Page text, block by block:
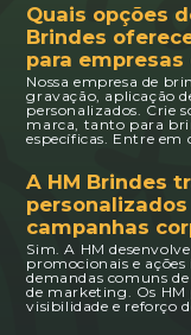
Quais opções
Brindes
para
Nossa empresa de
gravação, aplicação
personalizados. Crie
marca, tanto para
específicas. Entre
A HM Brindes
campanhas
Sim. A HM
promocionais e
demandas comuns
de marketing. Os HM
visibilidade e reforço